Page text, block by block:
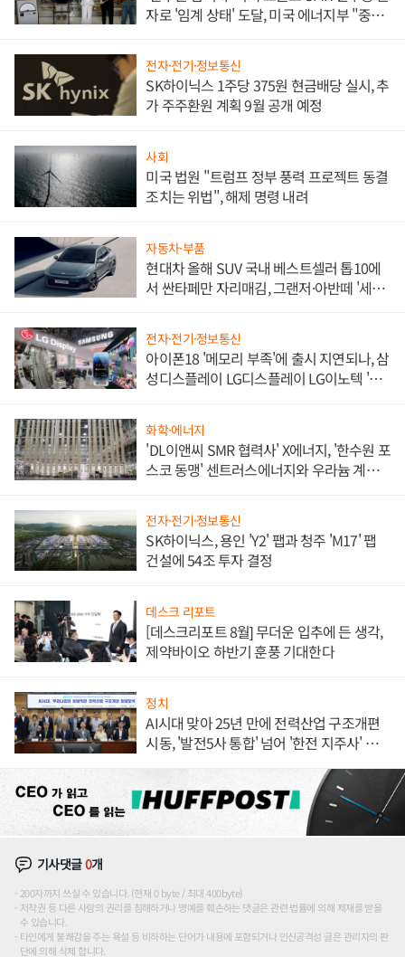
자로 '임계 상태' 도달, 미국 에너지부 "중요
전자·전기·정보통신
SK하이닉스 1주당 375원 현금배당 실시, 추
가 주주환원 계획 9월 공개 예정
사회
미국 법원 "트럼프 정부 풍력 프로젝트 동결
조치는 위법", 해제 명령 내려
자동차·부품
현대차 올해 SUV 국내 베스트셀러 톱10에
서 싼타페만 자리매김, 그랜저·아반떼 '세단
전자·전기·정보통신
아이폰18 '메모리 부족'에 출시 지연되나, 삼
성디스플레이 LG디스플레이 LG이노텍 '탈
화학·에너지
'DL이앤씨 SMR 협력사' X에너지, '한수원 포
스코 동맹' 센트러스에너지와 우라늄 계약
전자·전기·정보통신
SK하이닉스, 용인 'Y2' 팹과 청주 'M17' 팹
건설에 54조 투자 결정
데스크 리포트
[데스크리포트 8월] 무더운 입추에 든 생각,
제약바이오 하반기 훈풍 기대한다
정치
AI시대 맞아 25년 만에 전력산업 구조개편
시동, '발전5사 통합' 넘어 '한전 지주사' 재편
기사댓글0개
200자까지 쓰실 수 있습니다. (현재 0 byte / 최대 400byte)
저작권 등 다른 사람의 권리를 침해하거나 명예를 훼손하는 댓글은 관련 법률에 의해 제재를 받을
수 있습니다.
타인에게 불쾌감을 주는 욕설 등 비하하는 단어가 내용에 포함되거나 인신공격성 글은 관리자의 판
단에 의해 삭제 합니다.